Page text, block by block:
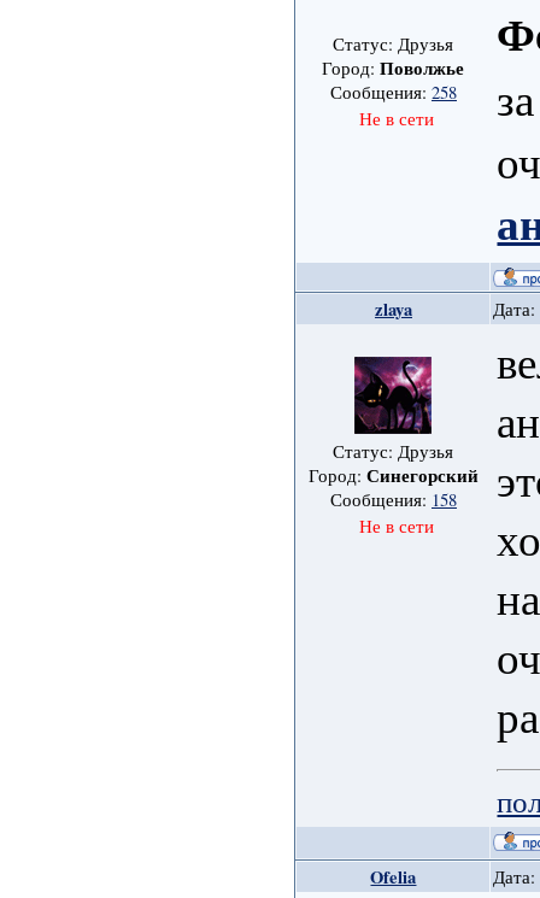
Статус: Друзья
Город:Поволжье
Сообщения: 258
Не в сети
zlaya
Статус: Друзья
Город: Синегорский
Сообщения: 158
Не в сети
Ofelia